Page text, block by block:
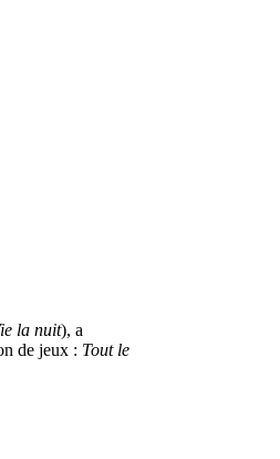
la nuit), a
de jeux : Tout le